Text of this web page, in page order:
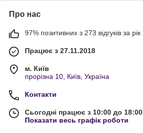
Про нас
97% позитивних з 273 відгуків за рік
Працює з 27.11.2018
м. Київ
прорізна 10, Київ, Україна
Контакти
Сьогодні працює з 10:00 до 18:00
Показати весь графік роботи